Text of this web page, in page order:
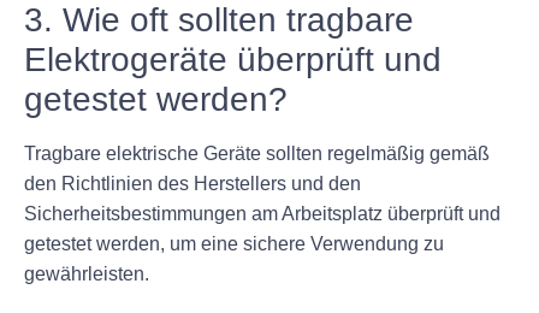
3. Wie oft sollten tragbare
Elektrogeräte überprüft und
getestet werden?
Tragbare elektrische Geräte sollten regelmäßig gemäß
den Richtlinien des Herstellers und den
Sicherheitsbestimmungen am Arbeitsplatz überprüft und
getestet werden, um eine sichere Verwendung zu
gewährleisten.